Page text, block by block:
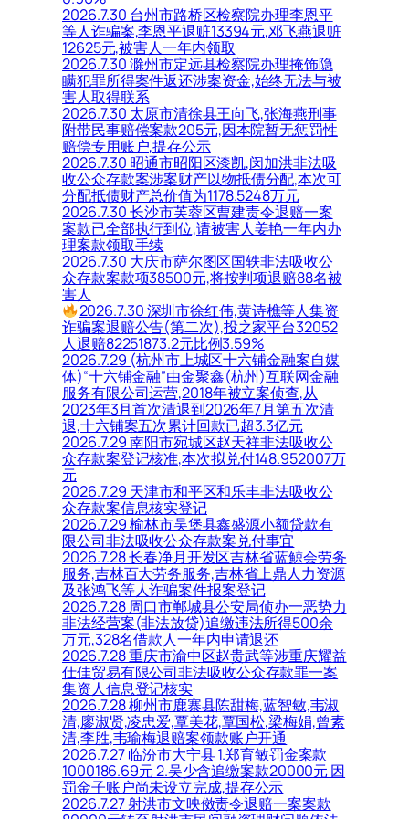
2026.7.30 台州市路桥区检察院办理李恩平
等人诈骗案,李恩平退赃13394元,邓飞燕退赃
12625元,被害人一年内领取
2026.7.30 滁州市定远县检察院办理掩饰隐
瞒犯罪所得案件返还涉案资金,始终无法与被
害人取得联系
2026.7.30 太原市清徐县王向飞,张海燕刑事
附带民事赔偿案款205元,因本院暂无惩罚性
赔偿专用账户,提存公示
2026.7.30 昭通市昭阳区漆凯,闵加洪非法吸
收公众存款案涉案财产以物抵债分配,本次可
分配抵债财产总价值为1178.5248万元
2026.7.30 长沙市芙蓉区曹建责令退赔一案
案款已全部执行到位,请被害人姜艳一年内办
理案款领取手续
2026.7.30 大庆市萨尔图区国轶非法吸收公
众存款案款项38500元,将按判项退赔88名被
害人
2026.7.30 深圳市徐红伟,黄诗樵等人集资
诈骗案退赔公告(第二次),投之家平台32052
人退赔82251873.2元比例3.59%
2026.7.29 (杭州市上城区十六铺金融案自媒
体)“十六铺金融”由金聚鑫(杭州)互联网金融
服务有限公司运营,2018年被立案侦查,从
2023年3月首次清退到2026年7月第五次清
退,十六铺案五次累计回款已超3.3亿元
2026.7.29 南阳市宛城区赵天祥非法吸收公
众存款案登记核准,本次拟兑付148.952007万
元
2026.7.29 天津市和平区和乐丰非法吸收公
众存款案信息核实登记
2026.7.29 榆林市吴堡县鑫盛源小额贷款有
限公司非法吸收公众存款案兑付事宜
2026.7.28 长春净月开发区吉林省蓝鲸会劳务
服务,吉林百大劳务服务,吉林省上鼎人力资源
及张鸿飞等人诈骗案件报案登记
2026.7.28 周口市郸城县公安局侦办一恶势力
非法经营案(非法放贷)追缴违法所得500余
万元,328名借款人一年内申请退还
2026.7.28 重庆市渝中区赵贵武等涉重庆耀益
仕佳贸易有限公司非法吸收公众存款罪一案
集资人信息登记核实
2026.7.28 柳州市鹿寨县陈甜梅,蓝智敏,韦淑
清,廖淑贤,凌忠爱,覃美花,覃国松,梁梅娟,曾素
清,李胜,韦瑜梅退赔案领款账户开通
2026.7.27 临汾市大宁县 1.郑育敏罚金案款
1000186.69元 2.吴少含追缴案款20000元 因
罚金子账户尚未设立完成,提存公示
2026.7.27 射洪市文映傚责令退赔一案案款